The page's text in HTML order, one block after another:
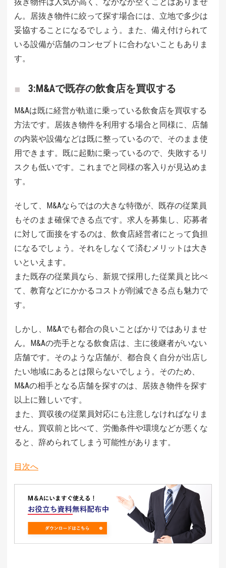
抜き物件は人気が高く、なかなか空くことはありませ
ん。居抜き物件に絞って探す場合には、立地で多少は
妥協することになるでしょう。また、備え付けられて
いる設備が店舗のコンセプトに合わないこともありま
す。
3:M&Aで既存の飲食店を買収する
M&Aは既に経営が軌道に乗っている飲食店を買収する
方法です。居抜き物件を利用する場合と同様に、店舗
の内装や設備などは既に整っているので、そのまま使
用できます。既に起動に乗っているので、失敗するリ
スクも低いです。これまでと同様の客入りが見込めま
す。
そして、M&Aならではの大きな特徴が、既存の従業員
もそのまま確保できる点です。求人を募集し、応募者
に対して面接をするのは、飲食店経営者にとって負担
になるでしょう。それをしなくて済むメリットは大き
いといえます。
また既存の従業員なら、新規で採用した従業員と比べ
て、教育などにかかるコストが削減できる点も魅力で
す。
しかし、M&Aでも都合の良いことばかりではありませ
ん。M&Aの売手となる飲食店は、主に後継者がいない
店舗です。そのような店舗が、都合良く自分が出店し
たい地域にあるとは限らないでしょう。そのため、
M&Aの相手となる店舗を探すのは、居抜き物件を探す
以上に難しいです。
また、買収後の従業員対応にも注意しなければなりま
せん。買収前と比べて、労働条件や環境などが悪くな
ると、辞められてしまう可能性があります。
目次へ